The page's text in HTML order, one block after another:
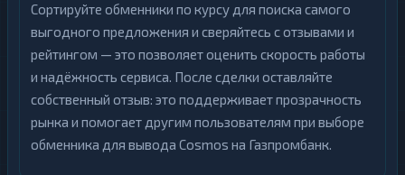
Сортируйте обменники по курсу для поиска самого
выгодного предложения и сверяйтесь с отзывами и
рейтингом — это позволяет оценить скорость работы
и надёжность сервиса. После сделки оставляйте
собственный отзыв: это поддерживает прозрачность
рынка и помогает другим пользователям при выборе
обменника для вывода Cosmos на Газпромбанк.